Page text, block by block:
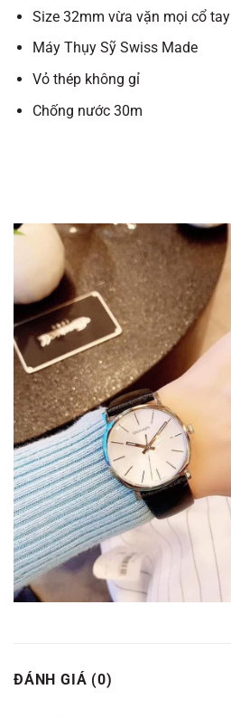
Size 32mm vừa vặn mọi cổ tay
Máy Thụy Sỹ Swiss Made
Vỏ thép không gỉ
Chống nước 30m
ĐÁNH GIÁ (0)